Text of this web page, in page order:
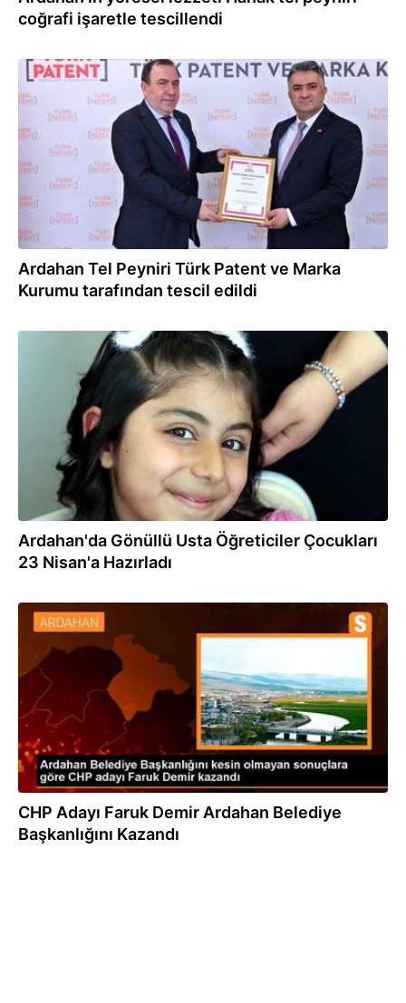
coğrafi işaretle tescillendi
27.04.2024
Ardahan Tel Peyniri Türk Patent ve Marka
Kurumu tarafından tescil edildi
23.04.2024
Ardahan'da Gönüllü Usta Öğreticiler Çocukları
23 Nisan'a Hazırladı
01.04.2024
CHP Adayı Faruk Demir Ardahan Belediye
Başkanlığını Kazandı